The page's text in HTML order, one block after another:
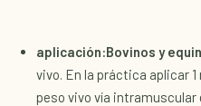
aplicación:Bovinos y
vivo. En la práctica aplicar
peso vivo vía